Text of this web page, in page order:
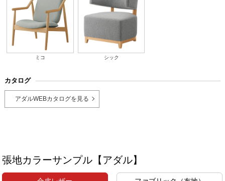
ミコ シック
カタログ
アダルWEBカタログを見る